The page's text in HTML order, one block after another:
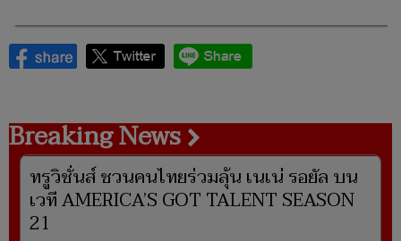
Breaking News
ทรูวิชั่นส์ ชวนคนไทยร่วมลุ้น เนเน่ รอยัล บน
เวที AMERICA’S GOT TALENT SEASON
21